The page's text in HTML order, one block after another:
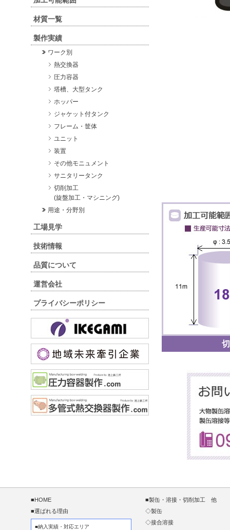
材質一覧
製作実績
ワーク別
熱交換器
圧力容器
塔槽、大型タンク
ホッパー
ジャケット付タンク
フレーム・筐体
ユニット
装置
その他モニュメント
サニタリータンク
切削加工
(旋盤加工・マシニング)
用途・分野別
工場見学
技術情報
品質について
運営会社
プライバシーポリシー
■HOME
■選ばれる理由
■製缶・溶接・切削加工 他
◇製缶
◇接合溶接
■納入実績・対応エリア